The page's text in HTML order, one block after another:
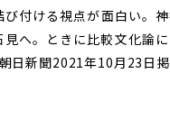
付ける視点が面白い。神
へ。ときに比較文化論
日新聞2021年10月23日